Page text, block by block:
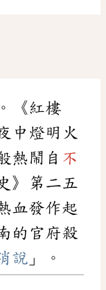
《紅樓
中燈明火
熱鬧自 不
》第二五
血發作起
的官府殺
說 」。